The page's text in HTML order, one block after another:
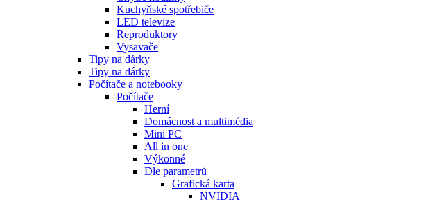
Kuchyňské spotřebiče
LED televize
Reproduktory
Vysavače
Tipy na dárky
Tipy na dárky
Počítače a notebooky
Počítače
Herní
Domácnost a multimédia
Mini PC
All in one
Výkonné
Dle parametrů
Grafická karta
NVIDIA